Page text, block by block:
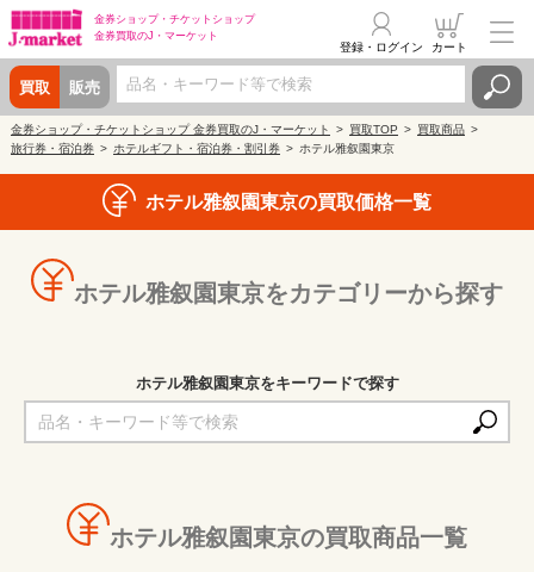
金券ショップ・ チケットショップ
金券買取のJ・マーケット
買取 販売
登録・ログイン カート
金券ショップ・チケットショップ 金券買取のJ・マーケット 買取TOP
買取商品
旅行券・宿泊券
ホテルギフト・宿泊券・割引券 ホテル雅叙園東京
ホテル雅叙園東京の買取価格一覧
ホテル雅叙園東京をカテゴリーから探す
ホテル雅叙園東京をキーワードで探す
ホテル雅叙園東京の買取商品一覧